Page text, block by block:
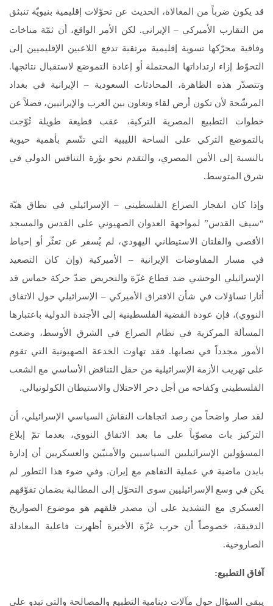
قد يكون ضرباً من المغالاة، الحديث عن تحوّلات إقليمية بنيويّة تنبثق
من التقارب الأميركي – الإيراني. لكن الأمر الواقع، أن ثمّة مناخات
وفاقية محرّكها تسوية إقليمية مرتقبة تدفع اللاعبين الإقليميين إلى
التحوّط إزاء ارتداداتها المحتملة أو إعادة التموضع لاستقبال نتائجها.
وتتصدّر هذه الظاهرة، المحادثات السعودية – الإيرانية في بغداد
المرشّحة لأن تكون أرض لقاء وتعاون بين العرب والإيرانيين، فضلاً عن
خطوات التطبيع المصرية التركية، عقب قطيعة طويلة تُوّجت
بالتموضع التركي على الساحة الليبية التي تتّسم بأهمية حيوية
بالنسبة إلى الأمن المصري، والتقدم نحو بؤرة التنافس الدولي في
شرق المتوسط.
وإذا كان انفجار الصراع الفلسطيني – الإسرائيلي في نطاق هبّة
“سيف القدس” لمواجهة العدوان الصهيوني على القدس والمسجد
الأقصى والفلتان الاستيطاني اليهودي، لم يُسفر عن تعثّر أو إحباط
في مسار المفاوضات الإيرانية – الأميركية (وإن كان التصعيد
الإسرائيلي الوحشي ضد قطاع غزّة والتحريض ضدّ حركة حماس قد
أثارا تساؤلات في شأن الافتراق الأميركي – الإسرائيلي حول الاتفاق
النووي)، فإن عودة القضية الفلسطينية إلى الأجندة الدولية باعتبارها
المسألة المركزية في نظام الصراع في الشرق الأوسط، وضعت
الأمور مجدداً في نصابها. فقد تهاوت الخدعة الصهيونية التي تقوم
على تهريب الأزمة الإسرائيلية من حقل التناقض الأساسي مع الشعب
الفلسطيني وكفاحه من أجل دحر الاحتلال والاستيطان الكولونيالي.
لقد صار واضحاً من رصد اتجاهات النقاش السياسي الإسرائيلي، أن
التركيز بات مصوّباً على ما بعد الاتفاق النووي، بعدما تمّ إبلاغ
المسؤولين الإسرائيليين السياسيين والأمنيّين والعسكريين أن إدارة
بايدن ماضية في عملية التفاهم مع إيران. وفي ضوء هذا التطور لم
يكن في وسع الإسرائيليين سوى التحوّل إلى المطالبة بضمان تفوّقهم
العسكري مع التشديد على أن مصدر قلقهم هو موضوع الصواريخ
الدقيقة، خصوصاً أن حرب غزّة الأخيرة أظهرت فاعلية المعادلة
الصاروخية.
آفاق التطبيع:
يبقى السؤال حول مآلات دينامية التطبيع والمصالحة والتي تبدو على